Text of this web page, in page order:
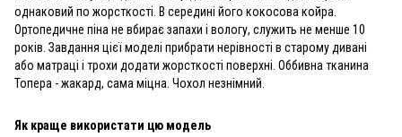
однаковий по жорсткості. В середині його кокосова койра.
Ортопедичне піна не вбирає запахи і вологу, служить не менше 10
років. Завдання цієї моделі прибрати нерівності в старому дивані
або матраці і трохи додати жорсткості поверхні. Оббивна тканина
Топера - жакард, сама міцна. Чохол незнімний.
Як краще використати цю модель